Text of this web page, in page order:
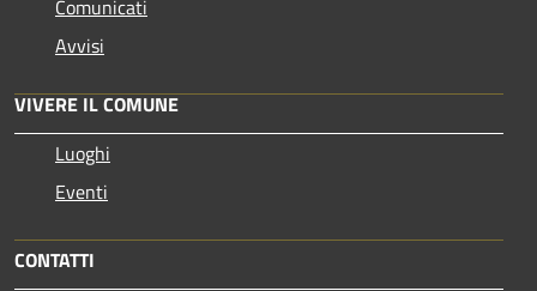
Comunicati
Avvisi
VIVERE IL COMUNE
Luoghi
Eventi
CONTATTI